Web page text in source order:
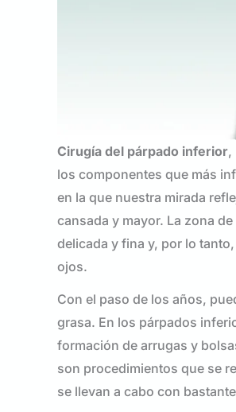
Cirugía del párpado inferior,
los componentes que más
en la que nuestra mirada
cansada y mayor. La zona
delicada y fina y, por lo
ojos.
Con el paso de los años,
grasa. En los párpados
formación de arrugas y
son procedimientos que se
se llevan a cabo con